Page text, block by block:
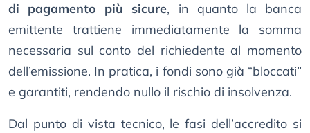
di pagamento più sicure, in quanto la banca
emittente trattiene immediatamente la somma
necessaria sul conto del richiedente al momento
dell’emissione. In pratica, i fondi sono già “bloccati”
e garantiti, rendendo nullo il rischio di insolvenza.
Dal punto di vista tecnico, le fasi dell’accredito si